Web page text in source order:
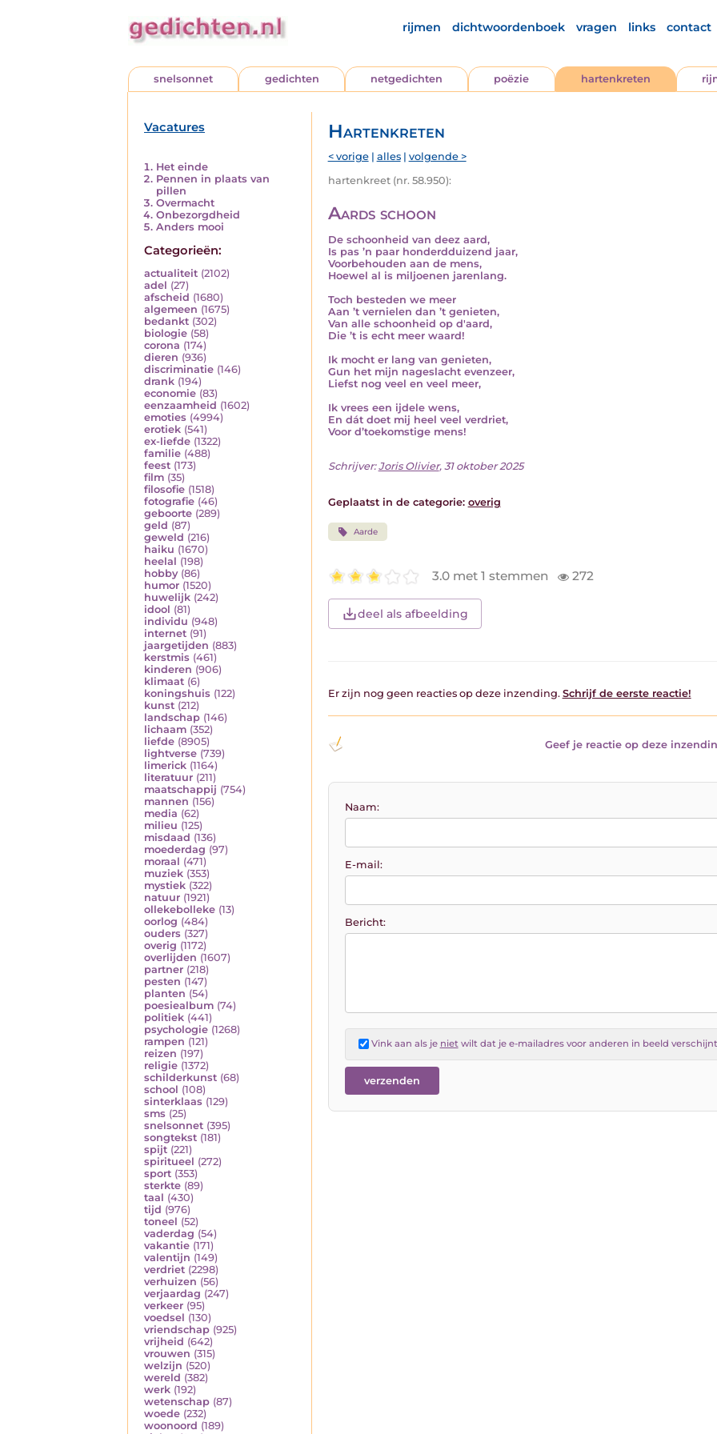
rijmen dichtwoordenboek vragen links contact
snelsonnet gedichten netgedichten poëzie hartenkreten
Vacatures
Het einde
Pennen in plaats van
pillen
Overmacht
Onbezorgdheid
Anders mooi
Categorieën:
actualiteit (2102)
adel (27)
afscheid (1680)
algemeen (1675)
bedankt (302)
biologie (58)
corona (174)
dieren (936)
discriminatie (146)
drank (194)
economie (83)
eenzaamheid (1602)
emoties (4994)
erotiek (541)
ex-liefde (1322)
familie (488)
feest (173)
film (35)
filosofie (1518)
fotografie (46)
geboorte (289)
geld (87)
geweld (216)
haiku (1670)
heelal (198)
hobby (86)
humor (1520)
huwelijk (242)
idool (81)
individu (948)
internet (91)
jaargetijden (883)
kerstmis (461)
kinderen (906)
klimaat (6)
koningshuis (122)
kunst (212)
landschap (146)
lichaam (352)
liefde (8905)
lightverse (739)
limerick (1164)
literatuur (211)
maatschappij (754)
mannen (156)
media (62)
milieu (125)
misdaad (136)
moederdag (97)
moraal (471)
muziek (353)
mystiek (322)
natuur (1921)
ollekebolleke (13)
oorlog (484)
ouders (327)
overig (1172)
overlijden (1607)
partner (218)
pesten (147)
planten (54)
poesiealbum (74)
politiek (441)
psychologie (1268)
rampen (121)
reizen (197)
religie (1372)
schilderkunst (68)
school (108)
sinterklaas (129)
sms (25)
snelsonnet (395)
songtekst (181)
spijt (221)
spiritueel (272)
sport (353)
sterkte (89)
taal (430)
tijd (976)
toneel (52)
vaderdag (54)
vakantie (171)
valentijn (149)
verdriet (2298)
verhuizen (56)
verjaardag (247)
verkeer (95)
voedsel (130)
vriendschap (925)
vrijheid (642)
vrouwen (315)
welzijn (520)
wereld (382)
werk (192)
wetenschap (87)
woede (232)
woonoord (189)
Hartenkreten
< vorige| alles| volgende >
hartenkreet (nr. 58.950):
Aards schoon
De schoonheid van deez aard,
Is pas ’n paar honderdduizend jaar,
Voorbehouden aan de mens,
Hoewel al is miljoenen jarenlang.
Toch besteden we meer
Aan ’t vernielen dan ’t genieten,
Van alle schoonheid op d'aard,
Die ’t is echt meer waard!
Ik mocht er lang van genieten,
Gun het mijn nageslacht evenzeer,
Liefst nog veel en veel meer,
Ik vrees een ijdele wens,
En dát doet mij heel veel verdriet,
Voor d’toekomstige mens!
Schrijver:Joris Olivier, 31 oktober 2025
Geplaatst in de categorie: overig
Aarde
3.0 met 1 stemmen 272
deel als afbeelding
Er zijn nog geen reacties op deze inzending. Schrijf de eerste reactie!
Geef je reactie op deze
Naam:
E-mail:
Bericht:
Vink aan als je nietwilt dat je e-mailadres voor anderen in beeld verschijnt